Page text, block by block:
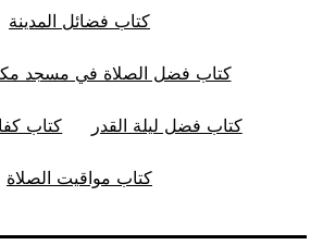
كتاب فضائل المدينة
كتاب فضل الصلاة في مسجد مكة
كتاب فضل ليلة القدر كتاب
كتاب مواقيت الصلاة